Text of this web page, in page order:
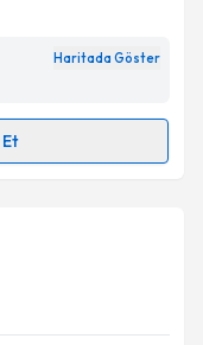
Haritada Göster
takvimi talebi
almanız için bir
bilgilendireceğiz.